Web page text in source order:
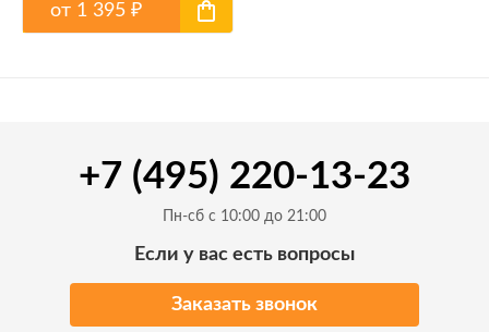
от 1 395 ₽
+7 (495) 220-13-23
Пн-сб с 10:00 до 21:00
Если у вас есть вопросы
Заказать звонок